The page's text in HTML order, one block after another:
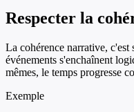
Respecter la
La cohérence narrative, c'est
événements s'enchaînent
mêmes, le temps progresse
Exemple